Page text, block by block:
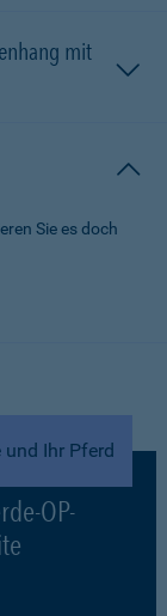
mit
Sie es doch
und Ihr Pferd
OP-